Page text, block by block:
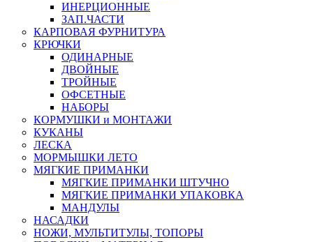
ИНЕРЦИОННЫЕ
ЗАП.ЧАСТИ
КАРПОВАЯ ФУРНИТУРА
КРЮЧКИ
ОДИНАРНЫЕ
ДВОЙНЫЕ
ТРОЙНЫЕ
ОФСЕТНЫЕ
НАБОРЫ
КОРМУШКИ и МОНТАЖИ
КУКАНЫ
ЛЕСКА
МОРМЫШКИ ЛЕТО
МЯГКИЕ ПРИМАНКИ
МЯГКИЕ ПРИМАНКИ ШТУЧНО
МЯГКИЕ ПРИМАНКИ УПАКОВКА
МАНДУЛЫ
НАСАДКИ
НОЖИ, МУЛЬТИТУЛЫ, ТОПОРЫ